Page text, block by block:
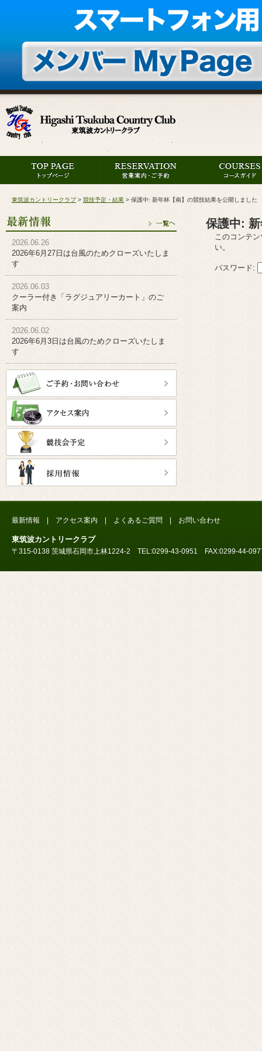
東筑波カントリークラブ > 競技予定・結果 > 保護中: 新年杯【南】の競技結果を公開しました
2026.06.26
2026年6月27日は台風のためクローズいたしま
す
2026.06.03
クーラー付き「ラグジュアリーカート」のご
案内
2026.06.02
2026年6月3日は台風のためクローズいたしま
す
保護中:
このコンテ
い。
パスワード:
最新情報 アクセス案内 よくあるご質問 お問い合わせ
東筑波カントリークラブ
〒315-0138 茨城県石岡市上林1224-2 TEL:0299-43-0951 FAX:0299-44-